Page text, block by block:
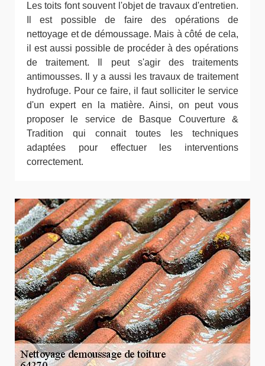
Les toits font souvent l'objet de travaux d'entretien.
Il est possible de faire des opérations de
nettoyage et de démoussage. Mais à côté de cela,
il est aussi possible de procéder à des opérations
de traitement. Il peut s'agir des traitements
antimousses. Il y a aussi les travaux de traitement
hydrofuge. Pour ce faire, il faut solliciter le service
d'un expert en la matière. Ainsi, on peut vous
proposer le service de Basque Couverture &
Tradition qui connait toutes les techniques
adaptées pour effectuer les interventions
correctement.